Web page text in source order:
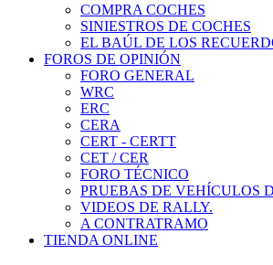
NUEVO ANUNCIO
Inicio
Vehículos de Competición
Renault
Renault clio r3 f2000